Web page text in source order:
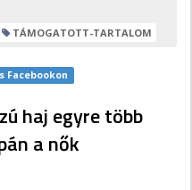
TÁMOGATOTT-TARTALOM
Facebookon
haj egyre több
a nők